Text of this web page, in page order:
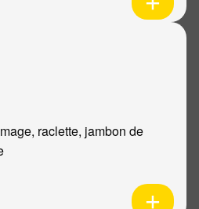
raclette, jambon de